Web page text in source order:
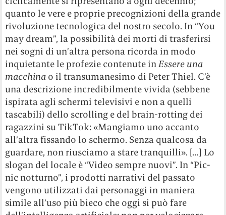
Spesso, la letteratura sci-fi datata, per quanto
sempre attuale nella critica sociale e politica,
non ha saputo intercettare la vera direzione del
progresso futuro: automobili volanti, anziché
comunicazioni istantanee, colonizzazione di
altri pianeti, più che trasferimento dei cervelli
su un dispositivo. Invece questasad bad girl,
che mentre viveva sembrava intenta a fare
tutt’altro, ha finito per prevedere quasi tutto
quanto, in una sorta di Black mirrorfemminista
che racchiude al suo cuore non solo una visione
del mondo, ma un tipo umano che dopo la
morte di Suzuki ha finito per affermarsi
definitivamente come categoria esistenziale: la
figura della ragazza annoiata che ha bisogno di
ricorrere a metodi estremi per provare una
qualche emozione.